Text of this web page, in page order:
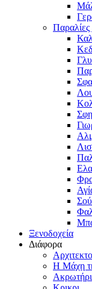
Παραλίες
Ξενοδοχεία
Διάφορα
Η Μάχη
Ακρωτήρι